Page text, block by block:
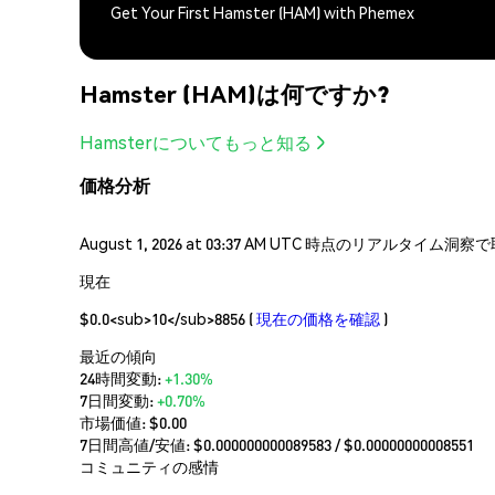
Get Your First Hamster (HAM) with Phemex
Hamster (HAM)は何ですか?
Hamsterについてもっと知る
価格分析
August 1, 2026 at 03:37 AM UTC 時点のリアルタイム洞察
現在
$0.0<sub>10</sub>8856 (現在の価格を確認 )
最近の傾向
24時間変動:+1.30%
7日間変動:+0.70%
市場価値:$0.00
7日間高値/安値: $0.000000000089583 / $0.00000000008551
コミュニティの感情